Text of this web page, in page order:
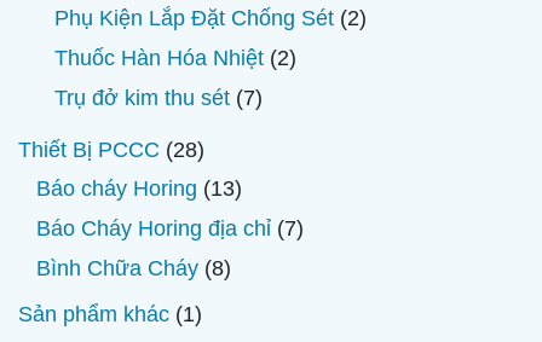
sản
phẩm
Phụ Kiện Lắp Đặt Chống Sét 22
Thuốc Hàn Hóa Nhiệt 22
Trụ đở kim thu sét 77
Thiết Bị PCCC 2828
sản
phẩm
Báo cháy Horing 1313
sản
Báo Cháy Horing địa chỉ 77
Bình Chữa Cháy 88
Sản phẩm khác 11